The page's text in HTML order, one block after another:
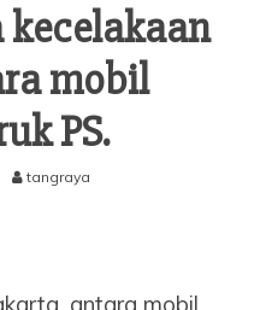
kecelakaan
mobil
PS.
tangraya
antara mobil